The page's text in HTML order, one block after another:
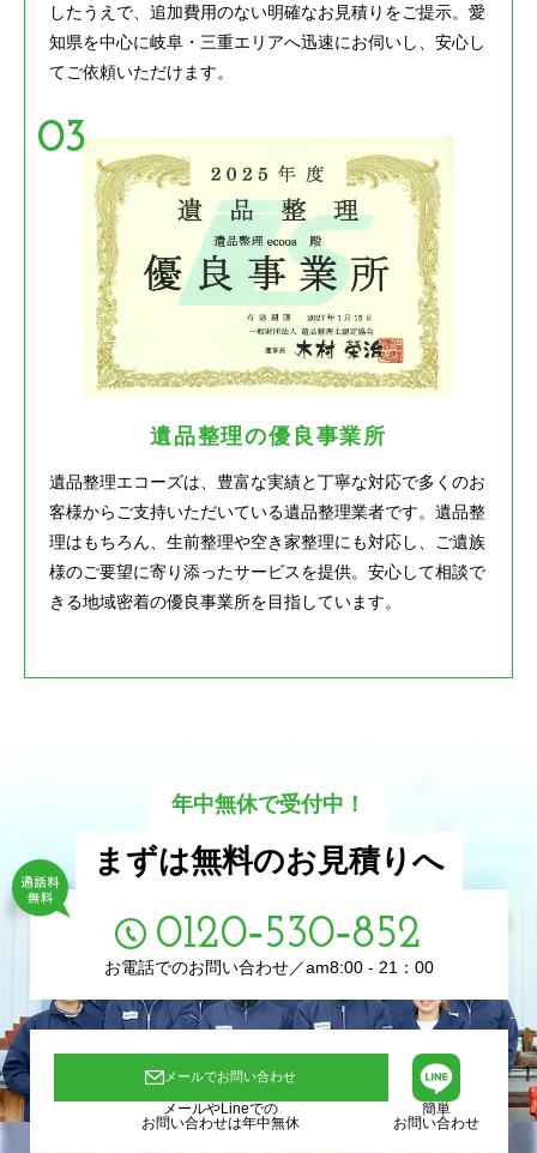
したうえで、追加費用のない明確なお見積りをご提示。愛
知県を中心に岐阜・三重エリアへ迅速にお伺いし、安心し
てご依頼いただけます。
遺品整理の優良事業所
遺品整理エコーズは、豊富な実績と丁寧な対応で多くのお
客様からご支持いただいている遺品整理業者です。遺品整
理はもちろん、生前整理や空き家整理にも対応し、ご遺族
様のご要望に寄り添ったサービスを提供。安心して相談で
きる地域密着の優良事業所を目指しています。
年中無休で受付中！
まずは無料のお見積りへ
0120‑530‑852
お電話でのお問い合わせ／am8:00 - 21：00
メールでお問い合わせ
メールやLineでの
お問い合わせは年中無休
簡単
お問い合わせ